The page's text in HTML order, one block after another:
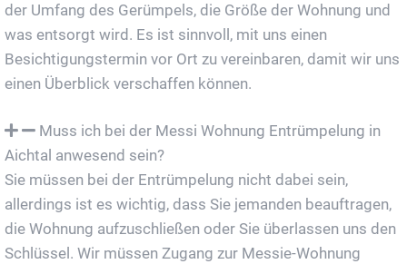
der Umfang des Gerümpels, die Größe der Wohnung und
was entsorgt wird. Es ist sinnvoll, mit uns einen
Besichtigungstermin vor Ort zu vereinbaren, damit wir uns
einen Überblick verschaffen können.
Muss ich bei der Messi Wohnung Entrümpelung in
Aichtal anwesend sein?
Sie müssen bei der Entrümpelung nicht dabei sein,
allerdings ist es wichtig, dass Sie jemanden beauftragen,
die Wohnung aufzuschließen oder Sie überlassen uns den
Schlüssel. Wir müssen Zugang zur Messie-Wohnung